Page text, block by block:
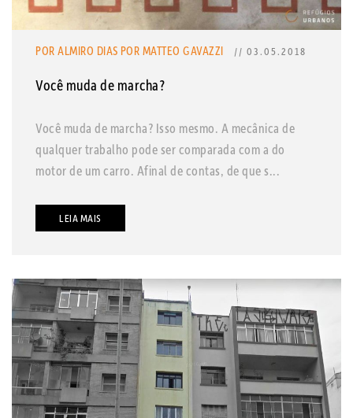
POR ALMIRO DIAS POR MATTEO GAVAZZI // 03.05.2018
Você muda de marcha?
Você muda de marcha? Isso mesmo. A mecânica de
qualquer trabalho pode ser comparada com a do
motor de um carro. Afinal de contas, de que s...
LEIA MAIS